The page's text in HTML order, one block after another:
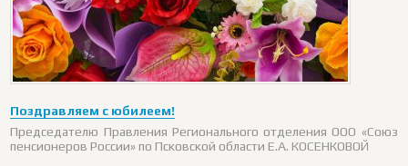
Поздравляем с юбилеем!
Председателю Правления Регионального отделения ООО «Союз
пенсионеров России» по Псковской области Е.А. КОСЕНКОВОЙ